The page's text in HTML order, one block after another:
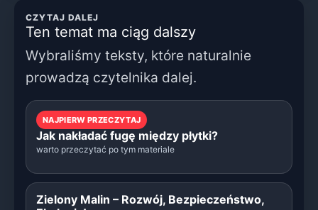
CZYTAJ DALEJ
Ten temat ma ciąg dalszy
Wybraliśmy teksty, które naturalnie
prowadzą czytelnika dalej.
NAJPIERW PRZECZYTAJ
Jak nakładać fugę między płytki?
warto przeczytać po tym materiale
Zielony Malin – Rozwój, Bezpieczeństwo,